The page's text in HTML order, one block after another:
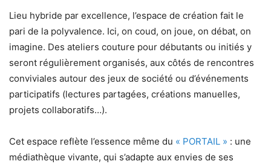
Lieu hybride par excellence, l’espace de création fait le
pari de la polyvalence. Ici, on coud, on joue, on débat, on
imagine. Des ateliers couture pour débutants ou initiés y
seront régulièrement organisés, aux côtés de rencontres
conviviales autour des jeux de société ou d’événements
participatifs (lectures partagées, créations manuelles,
projets collaboratifs…).
Cet espace reflète l’essence même du « PORTAIL » : une
médiathèque vivante, qui s’adapte aux envies de ses